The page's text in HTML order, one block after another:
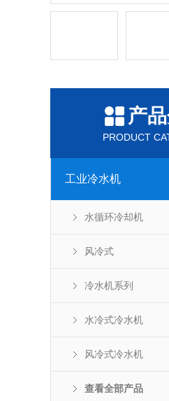
产
PRODUCT
工业冷水机
水循环冷却机
风冷式
冷水机系列
水冷式冷水机
风冷式冷水机
查看全部产品